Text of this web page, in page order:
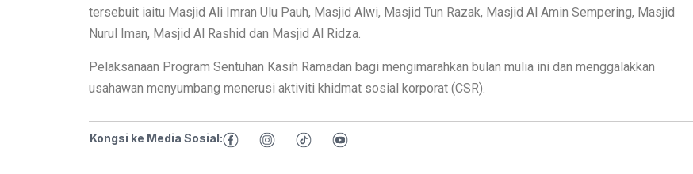
tersebuit iaitu Masjid Ali Imran Ulu Pauh, Masjid Alwi, Masjid Tun Razak, Masjid Al Amin Sempering, Masjid
Nurul Iman, Masjid Al Rashid dan Masjid Al Ridza.
Pelaksanaan Program Sentuhan Kasih Ramadan bagi mengimarahkan bulan mulia ini dan menggalakkan
usahawan menyumbang menerusi aktiviti khidmat sosial korporat (CSR).
Kongsi ke Media Sosial: